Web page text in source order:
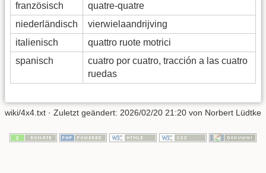
französisch
quatre-quatre
niederländisch
vierwielaandrijving
italienisch
quattro ruote motrici
spanisch
cuatro por cuatro, tracción a las cuatro
ruedas
wiki/4x4.txt · Zuletzt geändert: 2026/02/20 21:20 von Norbert Lüdtke